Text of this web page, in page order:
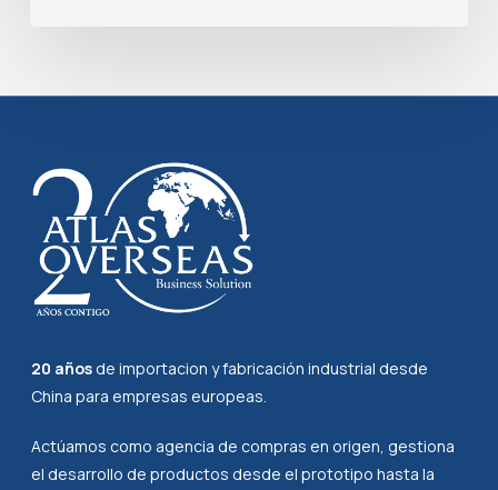
20 años de importacion y fabricación industrial desde
China para empresas europeas.
Actúamos como agencia de compras en origen, gestiona
el desarrollo de productos desde el prototipo hasta la